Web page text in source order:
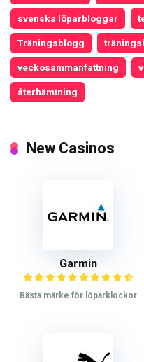
svenska löparbloggar
Träningsblogg
veckosammanfattning
återhämtning
New Casinos
Garmin
Bästa märke för löparklockor